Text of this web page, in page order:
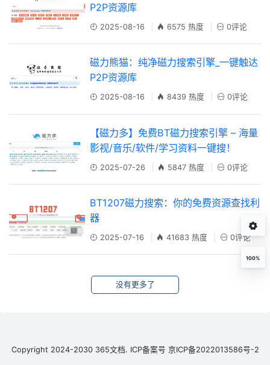
P2P资源库
2025-08-16 6575 热度 0评论
磁力熊猫：纯净磁力搜索引擎_一键触达
P2P资源库
2025-08-16 8439 热度 0评论
【磁力多】免费BT磁力搜索引擎 – 海量
影视/音乐/软件/学习资料一键搜！
2025-07-26 5847 热度 0评论
BT1207磁力搜索：你的免费资源查找利
器
2025-07-16 41683 热度 0评论
没有更多了
100%
Copyright 2024-2030 365文档. ICP备案号 京ICP备2022013586号-2